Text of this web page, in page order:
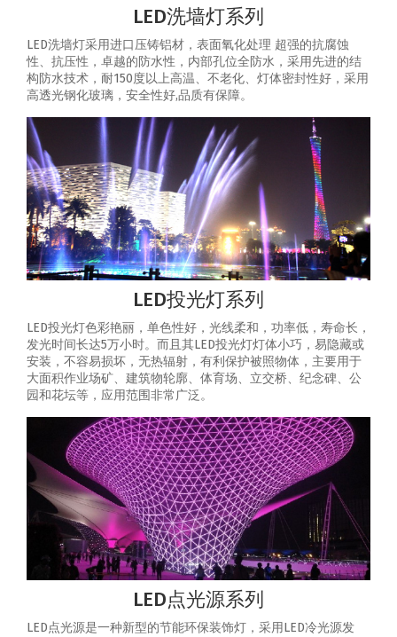
LED洗墙灯系列
LED洗墙灯采用进口压铸铝材，表面氧化处理 超强的抗腐蚀
性、抗压性，卓越的防水性，内部孔位全防水，采用先进的结
构防水技术，耐150度以上高温、不老化、灯体密封性好，采用
高透光钢化玻璃，安全性好,品质有保障。
LED投光灯系列
LED投光灯色彩艳丽，单色性好，光线柔和，功率低，寿命长，
发光时间长达5万小时。而且其LED投光灯灯体小巧，易隐藏或
安装，不容易损坏，无热辐射，有利保护被照物体，主要用于
大面积作业场矿、建筑物轮廓、体育场、立交桥、纪念碑、公
园和花坛等，应用范围非常广泛。
LED点光源系列
LED点光源是一种新型的节能环保装饰灯，采用LED冷光源发